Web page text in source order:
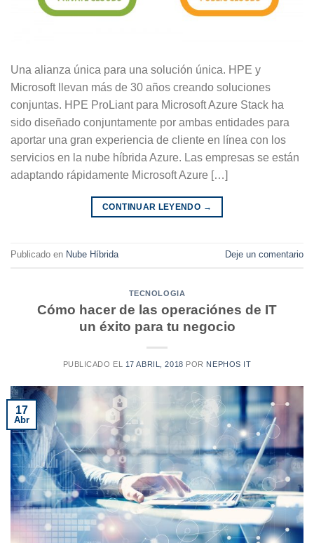
Una alianza única para una solución única. HPE y
Microsoft llevan más de 30 años creando soluciones
conjuntas. HPE ProLiant para Microsoft Azure Stack ha
sido diseñado conjuntamente por ambas entidades para
aportar una gran experiencia de cliente en línea con los
servicios en la nube híbrida Azure. Las empresas se están
adaptando rápidamente Microsoft Azure […]
CONTINUAR LEYENDO →
Publicado en Nube Híbrida Deje un comentario
TECNOLOGIA
Cómo hacer de las operaciónes de IT
un éxito para tu negocio
PUBLICADO EL 17 ABRIL, 2018 POR NEPHOS IT
17
Abr